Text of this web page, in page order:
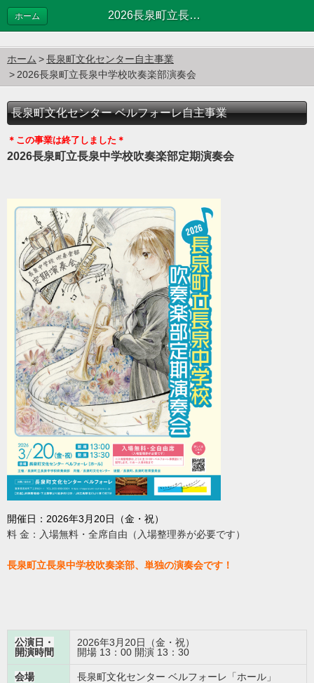
2026長泉町立長泉中学校吹奏楽部演奏会
ホーム
ホーム
長泉町文化センター自主事業
2026長泉町立長泉中学校吹奏楽部演奏会
長泉町文化センター ベルフォーレ自主事業
＊この事業は終了しました＊
2026長泉町立長泉中学校吹奏楽部定期演奏会
開催日：2026年3月20日（金・祝）
料 金：入場無料・全席自由（入場整理券が必要です）
長泉町立長泉中学校吹奏楽部、単独の演奏会です！
公演日・
開演時間
2026年3月20日（金・祝）
開場 13：00 開演 13：30
会場 長泉町文化センター ベルフォーレ「ホール」